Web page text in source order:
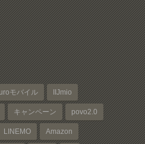
モバイル IIJmio
キャンペーン povo2.0
LINEMO Amazon